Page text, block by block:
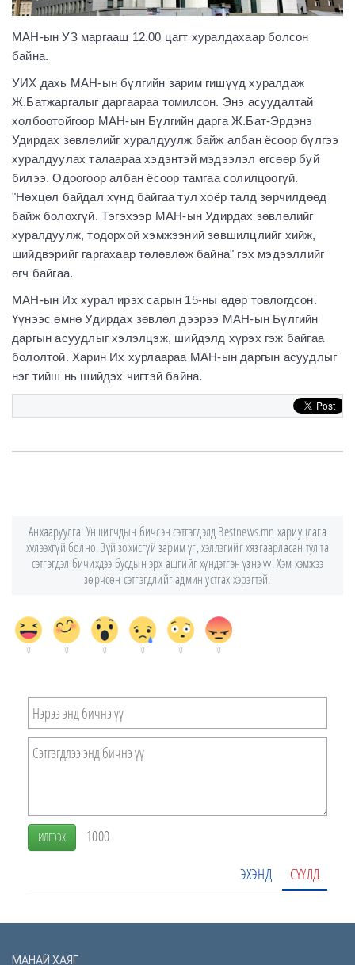
МАН-ын УЗ маргааш 12.00 цагт хуралдахаар болсон
байна.
УИХ дахь МАН-ын бүлгийн зарим гишүүд хуралдаж
Ж.Батжаргалыг даргаараа томилсон. Энэ асуудалтай
холбоотойгоор МАН-ын Бүлгийн дарга Ж.Бат-Эрдэнэ
Удирдах зөвлөлийг хуралдуулж байж албан ёсоор бүлгээ
хуралдуулах талаараа хэдэнтэй мэдээлэл өгсөөр буй
билээ. Одоогоор албан ёсоор тамгаа солилцоогүй.
"Нөхцөл байдал хүнд байгаа тул хоёр талд зөрчилдөөд
байж болохгүй. Тэгэхээр МАН-ын Удирдах зөвлөлийг
хуралдуулж, тодорхой хэмжээний зөвшилцлийг хийж,
шийдвэрийг гаргахаар төлөвлөж байна" гэх мэдээллийг
өгч байгаа.
МАН-ын Их хурал ирэх сарын 15-ны өдөр товлогдсон.
Үүнээс өмнө Удирдах зөвлөл дээрээ МАН-ын Бүлгийн
даргын асуудлыг хэлэлцэж, шийдэлд хүрэх гэж байгаа
бололтой. Харин Их хурлаараа МАН-ын даргын асуудлыг
нэг тийш нь шийдэх чигтэй байна.
Анхааруулга: Уншигчдын бичсэн сэтгэгдэлд Bestnews.mn хариуцлага
хүлээхгүй болно. Зүй зохисгүй зарим үг, хэллэгийг хязгаарласан тул та
сэтгэгдэл бичихдээ бусдын эрх ашгийг хүндэтгэн үзнэ үү. Хэм хэмжээ
зөрчсөн сэтгэгдлийг админ устгах хэрэгтэй.
0 0 0 0 0 0
ИЛГЭЭХ 1000
ЭХЭНД СҮҮЛД
МАНАЙ ХАЯГ